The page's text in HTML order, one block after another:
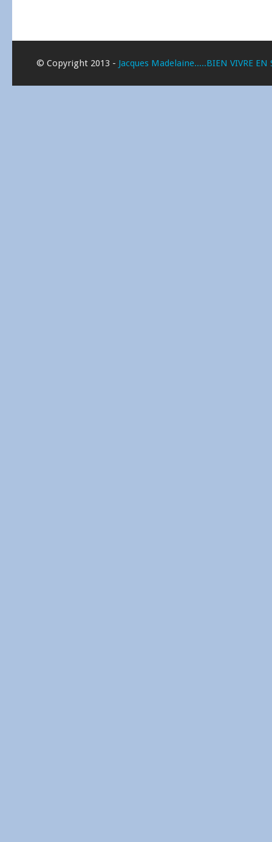
© Copyright 2013 - Jacques Madelaine.....BIEN VIVRE EN